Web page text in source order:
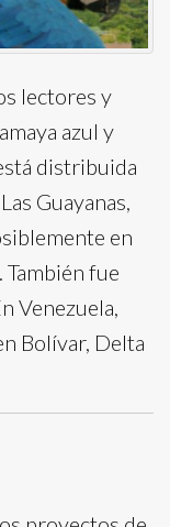
lectores y
azul y
distribuida
Guayanas,
en
fue
Bolívar, Delta